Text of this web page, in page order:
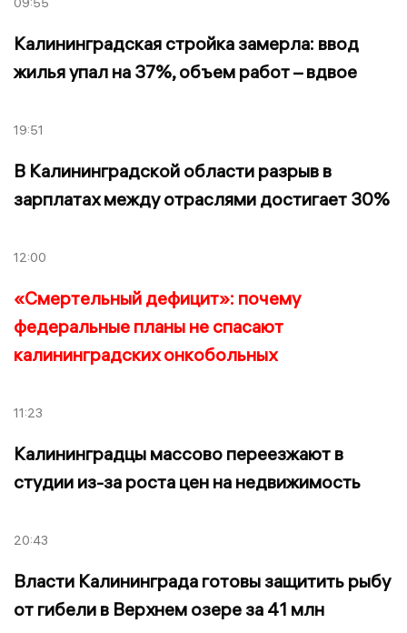
Калининградская стройка замерла: ввод
жилья упал на 37%, объем работ – вдвое
19:51
В Калининградской области разрыв в
зарплатах между отраслями достигает 30%
12:00
«Смертельный дефицит»: почему
федеральные планы не спасают
калининградских онкобольных
11:23
Калининградцы массово переезжают в
студии из-за роста цен на недвижимость
20:43
Власти Калининграда готовы защитить рыбу
от гибели в Верхнем озере за 41 млн